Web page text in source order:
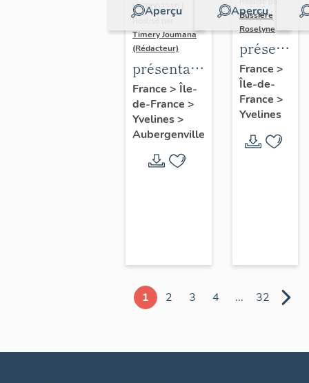
Aperçu
IA78002210 |
Réalisé par
Timery Joumana
(Rédacteur)
présentation
de l'étude
d'Elisabethville
France > Île-
de-France >
Yvelines>
Aubergenville
Aperçu
Bussière
Roselyne
du
diagnostic
et
France >
Île-de-
France >
Yvelines
1 2 3 4 ... 32